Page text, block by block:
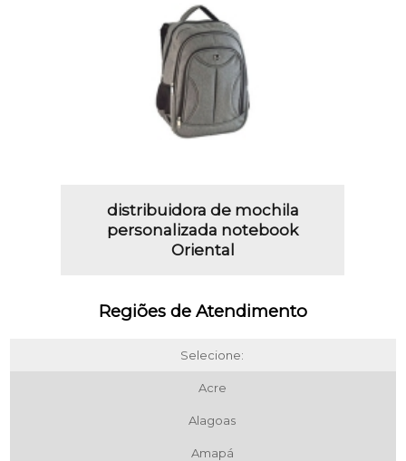
distribuidora de mochila
personalizada notebook
Oriental
Regiões de Atendimento
Selecione:
Acre
Alagoas
Amapá